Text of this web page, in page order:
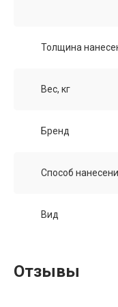
Толщина
Вес, кг
Бренд
Способ
Вид
Отзывы